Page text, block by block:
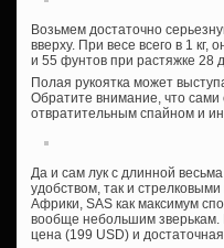
Возьмем достаточно
вверху. При весе всего в 1
и 55 фунтов при растяжке 28
Полая рукоятка может
Обратите внимание, что сами
отвратительным спайном и
Да и сам лук с длинной
удобством, так и
Африки, SAS как максимум
вообще небольшим зверькам.
цена (199 USD) и